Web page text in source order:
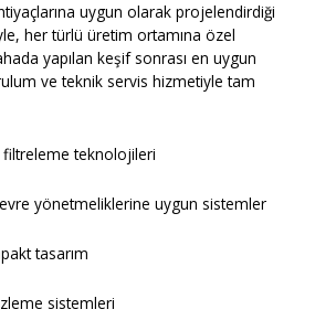
uygun olarak projelendirdiği
her türlü üretim ortamına özel
yapılan keşif sonrası en uygun
ve teknik servis hizmetiyle tam
filtreleme teknolojileri
yönetmeliklerine uygun sistemler
tasarım
sistemleri